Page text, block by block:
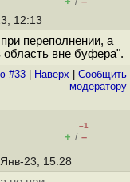
12:13
переполнении, а
область вне буфера".
#33 Наверх
Cообщить
модератору
–1
+ / –
23, 15:28